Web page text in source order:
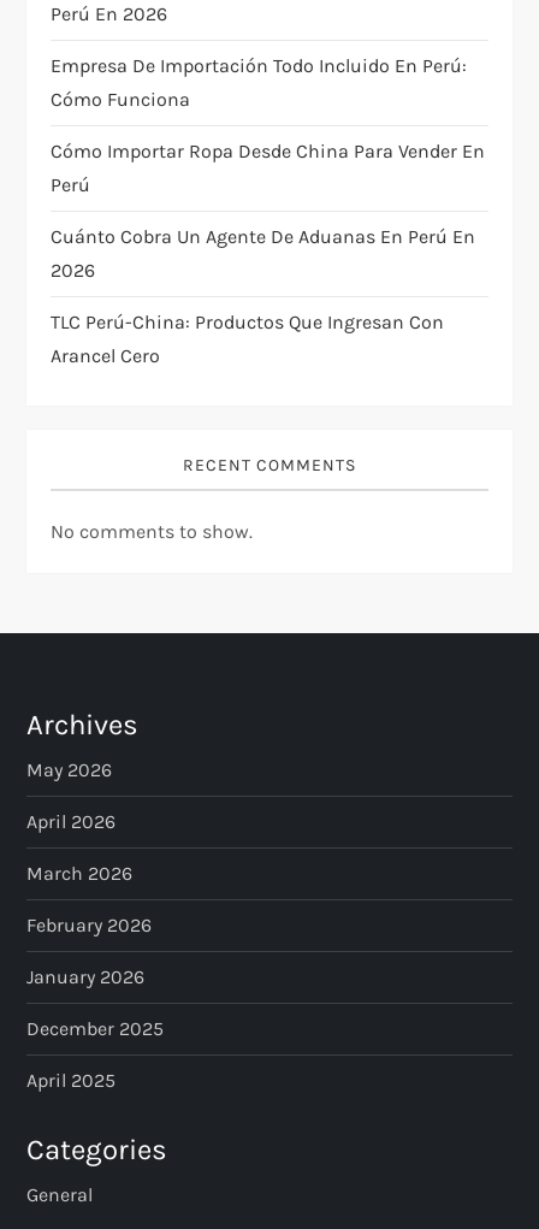
a
t
i
o
n
Perú En 2026
Empresa De Importación Todo Incluido En Perú:
Cómo Funciona
Cómo Importar Ropa Desde China Para Vender En
Perú
Cuánto Cobra Un Agente De Aduanas En Perú En
2026
TLC Perú-China: Productos Que Ingresan Con
Arancel Cero
RECENT COMMENTS
No comments to show.
Archives
May 2026
April 2026
March 2026
February 2026
January 2026
December 2025
April 2025
Categories
General